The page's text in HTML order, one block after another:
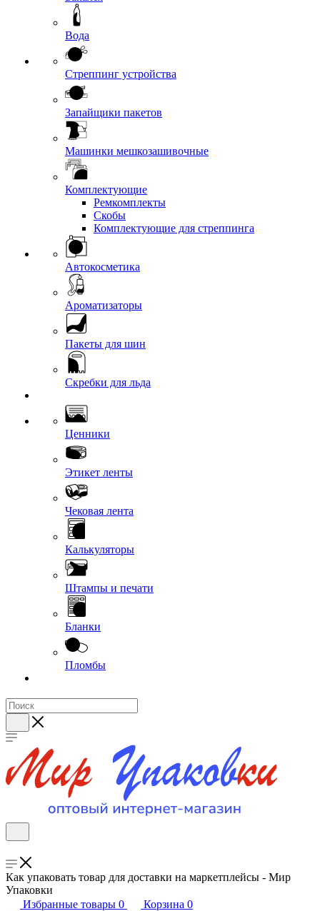
Вода
Стреппинг устройства
Запайщики пакетов
Машинки мешкозашивочные
Комплектующие
Ремкомплекты
Скобы
Комплектующие для стреппинга
Автокосметика
Ароматизаторы
Пакеты для шин
Скребки для льда
Ценники
Этикет ленты
Чековая лента
Калькуляторы
Штампы и печати
Бланки
Пломбы
Как упаковать товар для доставки на маркетплейсы - Мир
Упаковки
Избранные товары 0 Корзина 0